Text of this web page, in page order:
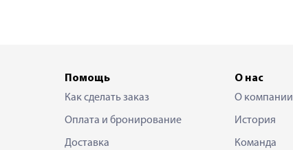
Помощь
Как сделать заказ
Оплата и бронирование
Доставка
О нас
О компании
История
Команда